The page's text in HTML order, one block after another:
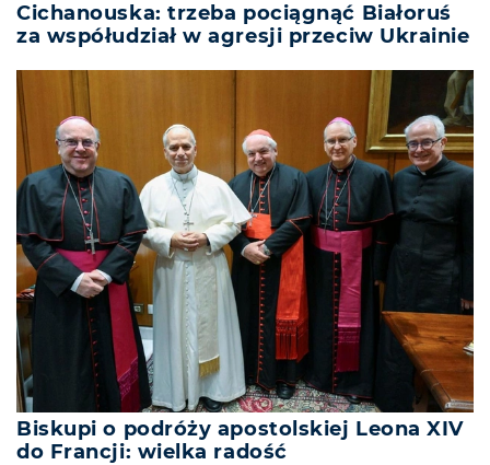
Cichanouska: trzeba pociągnąć Białoruś
za współudział w agresji przeciw Ukrainie
Biskupi o podróży apostolskiej Leona XIV
do Francji: wielka radość